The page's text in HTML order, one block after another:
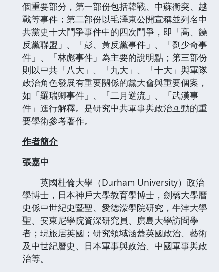
個重要部分，第一部份包括韓戰、中蘇衝突、越
戰等事件；第二部份以毛澤東公開宣稱並列名中
共黨史十大鬥爭事件中的四次鬥爭，即「高、饒
反黨聯盟」、「彭、黃反黨事件」、「劉少奇事
件」、「林彪事件」為主要的說明點；第三部份
則以中共「八大」、「九大」、「十大」與軍隊
政治角色發展有重要關係的黨大會與重要個案，
如「羅瑞卿事件」、「二月逆流」、「武漢事
件」進行解釋。是研究中共軍事與政治互動的重
要學術參考著作。
作者簡介
張嘉中
英國杜倫大學（Durham University）政治
學博士，日本神戶大學教育學博士，劍橋大學曆
史係中世紀史暨聖、愛德濛學院研究，牛津大學
聖、安東尼學院資深研究員、廣島大學訪問學
者；現旅居英國；研究領域涵蓋英國政治、藝術
及中世紀曆史、日本軍事與政治、中國軍事與政
治等。